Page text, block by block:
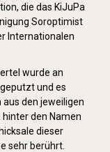
die das KiJuPa
Soroptimist
Internationalen
wurde an
und es
den jeweiligen
den Namen
dieser
sehr berührt.